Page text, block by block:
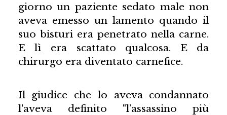
giorno un paziente sedato male non
aveva emesso un lamento quando il
suo bisturi era penetrato nella carne.
E lì era scattato qualcosa. E da
chirurgo era diventato carnefice.
Il giudice che lo aveva condannato
l'aveva definito "l’assassino più